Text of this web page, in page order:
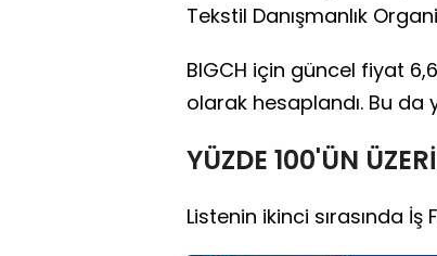
Tekstil Danışmanlık
BIGCH için güncel fiyat
olarak hesaplandı. Bu
YÜZDE 100'ÜN
Listenin ikinci sırasında İş